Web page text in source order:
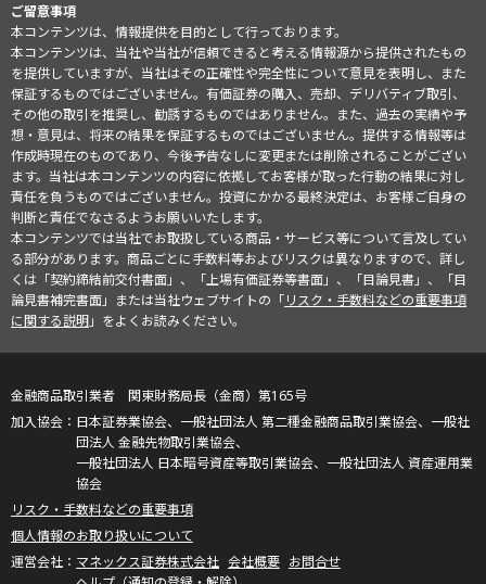
ご留意事項
本コンテンツは、情報提供を目的として行っております。
本コンテンツは、当社や当社が信頼できると考える情報源から提供されたもの
を提供していますが、当社はその正確性や完全性について意見を表明し、また
保証するものではございません。有価証券の購入、売却、デリバティブ取引、
その他の取引を推奨し、勧誘するものではありません。また、過去の実績や予
想・意見は、将来の結果を保証するものではございません。提供する情報等は
作成時現在のものであり、今後予告なしに変更または削除されることがござい
ます。当社は本コンテンツの内容に依拠してお客様が取った行動の結果に対し
責任を負うものではございません。投資にかかる最終決定は、お客様ご自身の
判断と責任でなさるようお願いいたします。
本コンテンツでは当社でお取扱している商品・サービス等について言及してい
る部分があります。商品ごとに手数料等およびリスクは異なりますので、詳し
くは「契約締結前交付書面」、「上場有価証券等書面」、「目論見書」、「目
論見書補完書面」または当社ウェブサイトの「リスク・手数料などの重要事項
に関する説明」をよくお読みください。
金融商品取引業者 関東財務局長（金商）第165号
日本証券業協会、一般社団法人 第二種金融商品取引業協会、一般社
団法人 金融先物取引業協会、
一般社団法人 日本暗号資産等取引業協会、一般社団法人 資産運用業
協会
リスク・手数料などの重要事項
個人情報のお取り扱いについて
マネックス証券株式会社 会社概要 お問合せ